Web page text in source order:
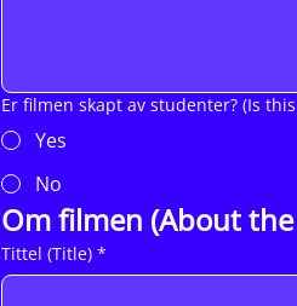
Er filmen skapt av studenter? (Is
Yes
No
Om filmen (About
Tittel (Title) *